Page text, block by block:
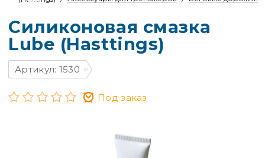
Силиконовая смазка
Lube (Hasttings)
Артикул: 1530
Под заказ